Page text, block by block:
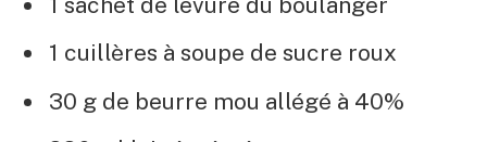
1 cuillères à soupe de sucre roux
30 g de beurre mou allégé à 40%